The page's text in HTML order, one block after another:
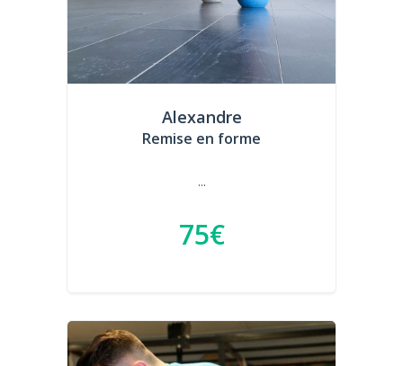
Alexandre
Remise en forme
...
75€